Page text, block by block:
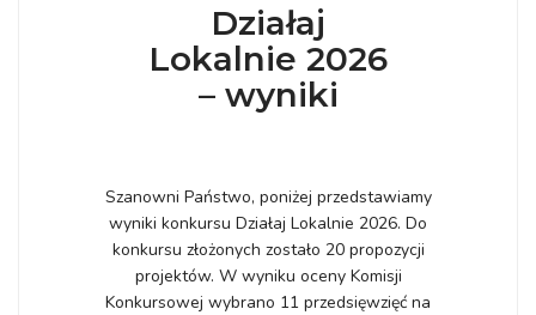
Działaj
Lokalnie 2026
– wyniki
Szanowni Państwo, poniżej przedstawiamy
wyniki konkursu Działaj Lokalnie 2026. Do
konkursu złożonych zostało 20 propozycji
projektów. W wyniku oceny Komisji
Konkursowej wybrano 11 przedsięwzięć na